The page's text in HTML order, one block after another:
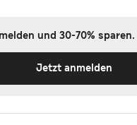
und 30-70% sparen.
Jetzt anmelden